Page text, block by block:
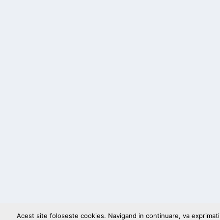
Acest site foloseste cookies. Navigand in continuare, va exprimati